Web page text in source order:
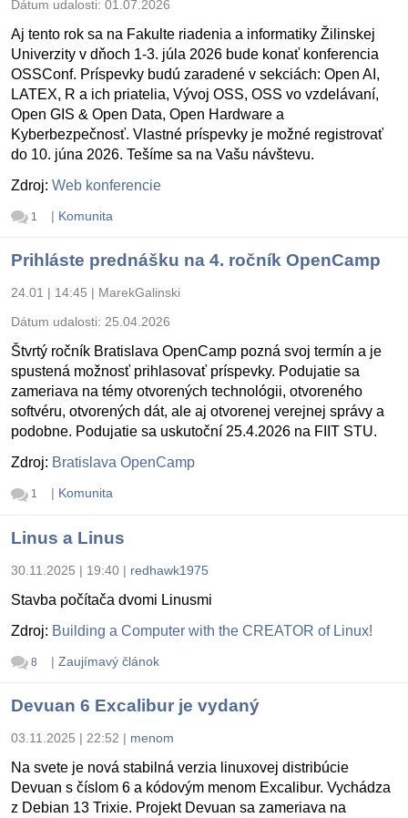
Dátum udalosti: 01.07.2026
Aj tento rok sa na Fakulte riadenia a informatiky Žilinskej
Univerzity v dňoch 1-3. júla 2026 bude konať konferencia
OSSConf. Príspevky budú zaradené v sekciách: Open AI,
LATEX, R a ich priatelia, Vývoj OSS, OSS vo vzdelávaní,
Open GIS & Open Data, Open Hardware a
Kyberbezpečnosť. Vlastné príspevky je možné registrovať
do 10. júna 2026. Tešíme sa na Vašu návštevu.
Zdroj: Web konferencie
1 | Komunita
Prihláste prednášku na 4. ročník OpenCamp
24.01 | 14:45 | MarekGalinski
Dátum udalosti: 25.04.2026
Štvrtý ročník Bratislava OpenCamp pozná svoj termín a je
spustená možnosť prihlasovať príspevky. Podujatie sa
zameriava na témy otvorených technológii, otvoreného
softvéru, otvorených dát, ale aj otvorenej verejnej správy a
podobne. Podujatie sa uskutoční 25.4.2026 na FIIT STU.
Zdroj: Bratislava OpenCamp
1 | Komunita
Linus a Linus
30.11.2025 | 19:40 | redhawk1975
Stavba počítača dvomi Linusmi
Zdroj: Building a Computer with the CREATOR of Linux!
8 | Zaujímavý článok
Devuan 6 Excalibur je vydaný
03.11.2025 | 22:52 | menom
Na svete je nová stabilná verzia linuxovej distribúcie
Devuan s číslom 6 a kódovým menom Excalibur. Vychádza
z Debian 13 Trixie. Projekt Devuan sa zameriava na